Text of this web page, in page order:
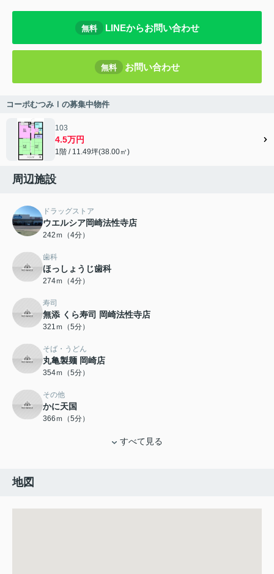
無料 LINEからお問い合わせ
無料 お問い合わせ
コーポむつみⅠの募集中物件
103
4.5万円
1階 / 11.49坪(38.00㎡)
周辺施設
ドラッグストア
ウエルシア岡崎法性寺店
242ｍ（4分）
歯科
ほっしょうじ歯科
274ｍ（4分）
寿司
無添 くら寿司 岡崎法性寺店
321ｍ（5分）
そば・うどん
丸亀製麺 岡崎店
354ｍ（5分）
その他
かに天国
366ｍ（5分）
すべて見る
地図